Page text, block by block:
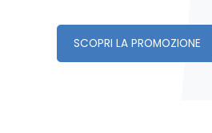
SCOPRI LA PROMOZIONE